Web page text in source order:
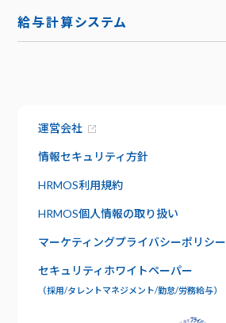
社内版ビズリーチ
導入事例
お役立ち資料
日報管理
ワークフロー
年末調整
特長
セキュリティ
サポート
よくあるご質問
給与計算システム
運営会社
情報セキュリティ方針
HRMOS利用規約
HRMOS個人情報の取り扱い
マーケティングプライバシーポリシー
セキュリティホワイトペーパー
（採用/タレントマネジメント/勤怠/労務給与）